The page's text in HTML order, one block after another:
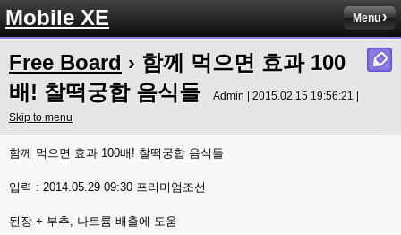
Mobile XE Menu
Free Board › 함께 먹으면 효과 100
배! 찰떡궁합 음식들
Admin | 2015.02.15 19:56:21 |
Skip to menu
함께 먹으면 효과 100배! 찰떡궁합 음식들
입력 : 2014.05.29 09:30 프리미엄조선
된장 + 부추, 나트륨 배출에 도움